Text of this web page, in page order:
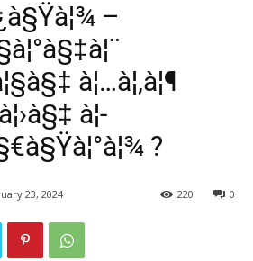
–
à¦…à¦‚à¦¶
à¦­
?
23, 2024 0
220